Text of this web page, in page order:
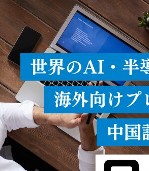
、単一のデバイス
。遠距離まで届く
ャ […]